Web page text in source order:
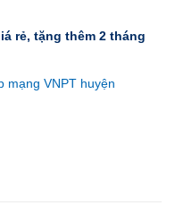
rẻ, tặng thêm 2 tháng
mạng VNPT huyện